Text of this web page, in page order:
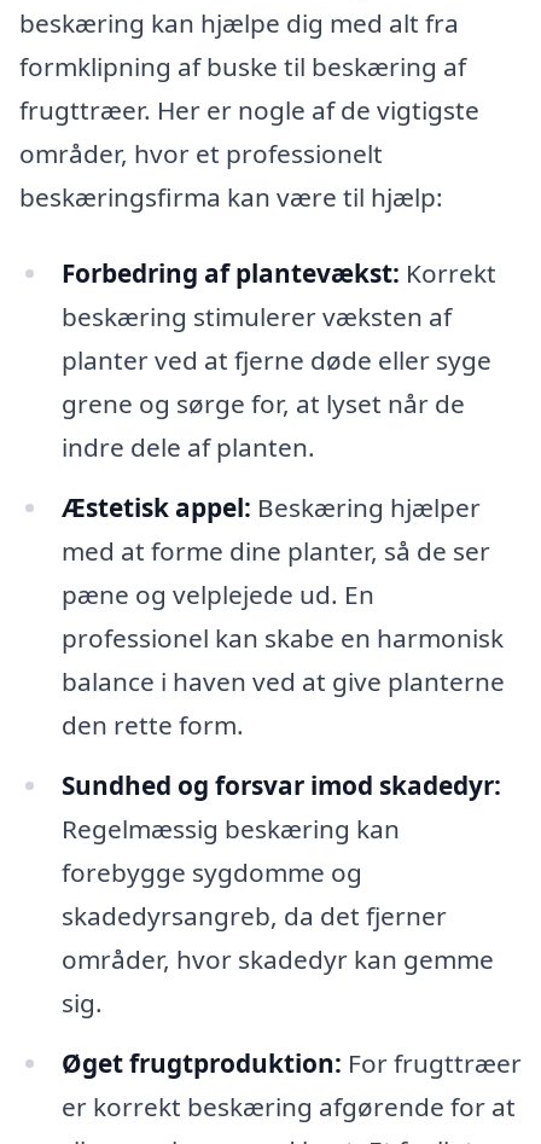
beskæring kan hjælpe dig med alt fra
formklipning af buske til beskæring af
frugttræer. Her er nogle af de vigtigste
områder, hvor et professionelt
beskæringsfirma kan være til hjælp:
Forbedring af plantevækst: Korrekt
beskæring stimulerer væksten af
planter ved at fjerne døde eller syge
grene og sørge for, at lyset når de
indre dele af planten.
Æstetisk appel: Beskæring hjælper
med at forme dine planter, så de ser
pæne og velplejede ud. En
professionel kan skabe en harmonisk
balance i haven ved at give planterne
den rette form.
Sundhed og forsvar imod skadedyr:
Regelmæssig beskæring kan
forebygge sygdomme og
skadedyrsangreb, da det fjerner
områder, hvor skadedyr kan gemme
sig.
Øget frugtproduktion: For frugttræer
er korrekt beskæring afgørende for at